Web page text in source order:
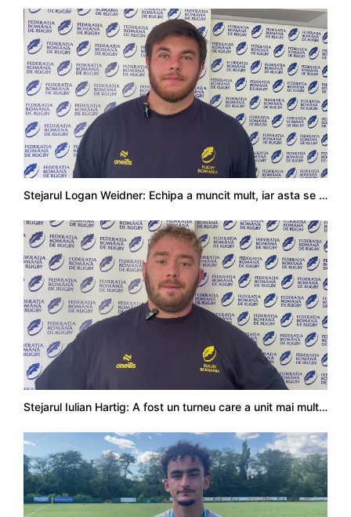
Stejarul Logan Weidner: Echipa a muncit mult, iar asta se va vedea în meciurile de la Nations Cup
Stejarul Iulian Hartig: A fost un turneu care a unit mai mult echipa